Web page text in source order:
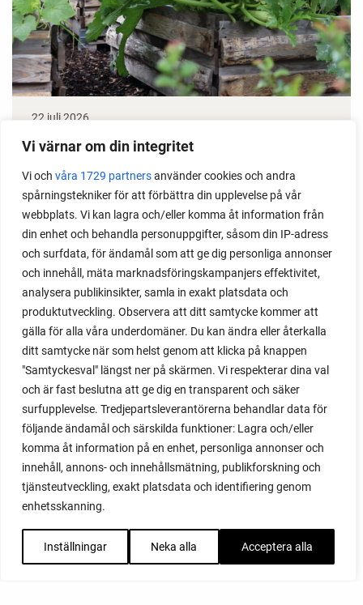
Vi värnar om din integritet
Vi och våra 1729 partnersanvänder cookies och andra
spårningstekniker för att förbättra din upplevelse på vår
webbplats. Vi kan lagra och/eller komma åt information från
din enhet och behandla personuppgifter, såsom din IP-adress
och surfdata, för ändamål som att ge dig personliga annonser
och innehåll, mäta marknadsföringskampanjers effektivitet,
analysera publikinsikter, samla in exakt platsdata och
produktutveckling. Observera att ditt samtycke kommer att
gälla för alla våra underdomäner. Du kan ändra eller återkalla
ditt samtycke när som helst genom att klicka på knappen
"Samtyckesval" längst ner på skärmen. Vi respekterar dina val
och är fast beslutna att ge dig en transparent och säker
surfupplevelse. Tredjepartsleverantörerna behandlar data för
följande ändamål och särskilda funktioner: Lagra och/eller
komma åt information på en enhet, personliga annonser och
innehåll, annons- och innehållsmätning, publikforskning och
tjänsteutveckling, exakt platsdata och identifiering genom
enhetsskanning.
Inställningar Neka alla Acceptera alla
22 juli 2026
Odla stora växter på liten plats
Med det här smarta knepet kan du odla också stora
växter i en pallkrage tillsammans med andra växter.
Perfekt om du vill odla mycket i på liten yta.